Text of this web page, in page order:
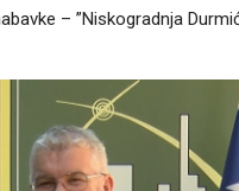
– ”Niskogradnja